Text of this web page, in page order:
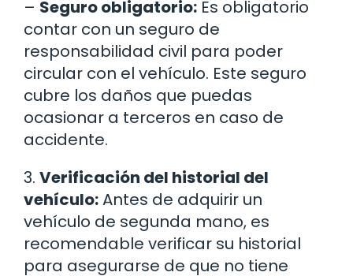
– Seguro obligatorio: Es obligatorio
contar con un seguro de
responsabilidad civil para poder
circular con el vehículo. Este seguro
cubre los daños que puedas
ocasionar a terceros en caso de
accidente.
3. Verificación del historial del
vehículo:Antes de adquirir un
vehículo de segunda mano, es
recomendable verificar su historial
para asegurarse de que no tiene